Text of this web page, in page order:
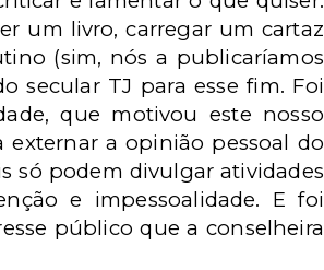
um livro, carregar um cartaz
(sim, nós a publicaríamos
secular TJ para esse fim. Foi
que motivou este nosso
a opinião pessoal do
só podem divulgar atividades
e impessoalidade. E foi
público que a conselheira